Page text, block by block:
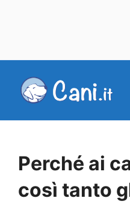
Perché ai
così tanto